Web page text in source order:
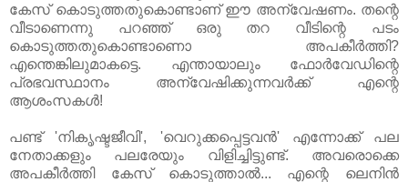
കേസ്‌ കൊടുത്തതുകൊണ്ടാണ്‌ ഈ അന്വേഷണം. തന്റെ
വീടാണെന്നു പറഞ്ഞ്‌ ഒരു തറ വീടിന്റെ പടം
കൊടുത്തതുകൊണ്ടാണൊ അപകീര്‍ത്തി?
എന്തെങ്കിലുമാകട്ടെ. എന്തായാലും ഫോര്‍വേഡിന്റെ
പ്രഭവസ്ഥാനം അന്വേഷിക്കുന്നവര്‍ക്ക്‌ എന്റെ
ആശംസകള്‍!
പണ്ട്‌ 'നികൃഷ്ടജീവി', 'വെറുക്കപ്പെട്ടവന്‍' എന്നോക്ക്‌ പല
നേതാക്കളും പലരേയും വിളിച്ചിട്ടുണ്ട്‌. അവരൊക്കെ
അപകീര്‍ത്തി കേസ്‌ കൊടുത്താല്‍... എന്റെ ലെനിന്‍